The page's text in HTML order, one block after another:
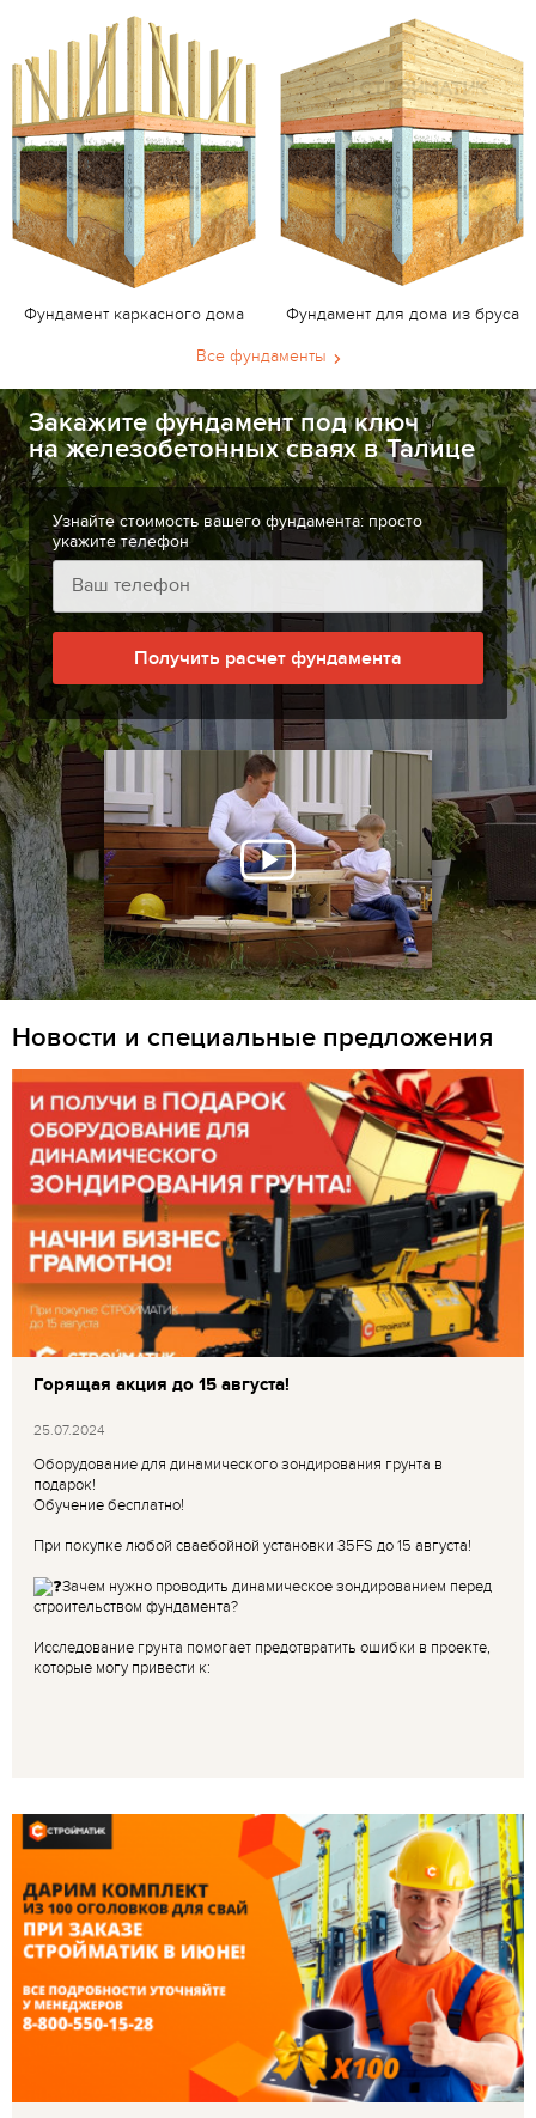
Фундамент каркасного дома Фундамент для дома из бруса
Все фундаменты
Закажите фундамент под ключ
на железобетонных сваях в Талице
Узнайте стоимость вашего фундамента: просто
укажите телефон
Получить расчет фундамента
Новости и специальные предложения
Горящая акция до 15 августа!
25.07.2024
Оборудование для динамического зондирования грунта в
подарок!
Обучение бесплатно!
При покупке любой сваебойной установки 35FS до 15 августа!
Зачем нужно проводить динамическое зондированием перед
строительством фундамента?
Исследование грунта помогает предотвратить ошибки в проекте,
которые могу привести к: